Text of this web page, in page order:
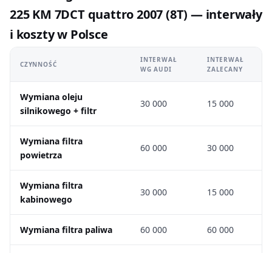
225 KM 7DCT quattro 2007 (8T) — interwały
i koszty w Polsce
CZYNNOŚĆ
INTERWAŁ
WG AUDI
INTERWAŁ
ZALECANY
Wymiana oleju
silnikowego + filtr
30 000 15 000
Wymiana filtra
powietrza
60 000 30 000
Wymiana filtra
kabinowego
30 000 15 000
Wymiana filtra paliwa 60 000 60 000